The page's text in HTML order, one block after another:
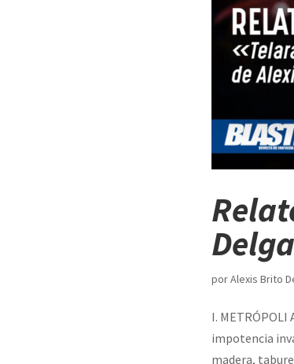
porAlexis Brito
I.
impotencia
madera,